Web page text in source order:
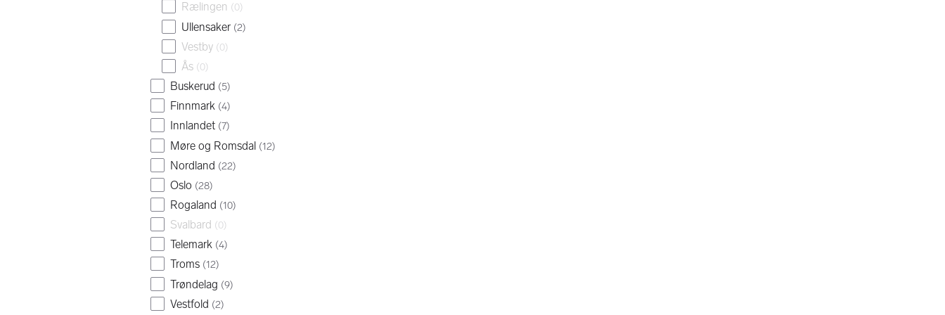
Rælingen (0)
Ullensaker (2)
Vestby (0)
Ås (0)
Buskerud (5)
Finnmark (4)
Innlandet (7)
Møre og Romsdal (12)
Nordland (22)
Oslo (28)
Rogaland (10)
Svalbard (0)
Telemark (4)
Troms (12)
Trøndelag (9)
Vestfold (2)